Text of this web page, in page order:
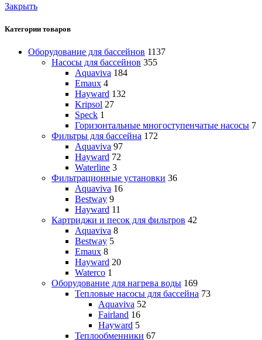
Закрыть
Категории товаров
Оборудование для бассейнов 1137
Насосы для бассейнов 355
Aquaviva 184
Emaux 4
Hayward 132
Kripsol 27
Speck 1
Горизонтальные многоступенчатые насосы 7
Фильтры для бассейна 172
Aquaviva 97
Hayward 72
Waterline 3
Фильтрационные установки 36
Aquaviva 16
Bestway 9
Hayward 11
Картриджи и песок для фильтров 42
Aquaviva 8
Bestway 5
Emaux 8
Hayward 20
Waterco 1
Оборудование для нагрева воды 169
Тепловые насосы для бассейна 73
Aquaviva 52
Fairland 16
Hayward 5
Теплообменники 67